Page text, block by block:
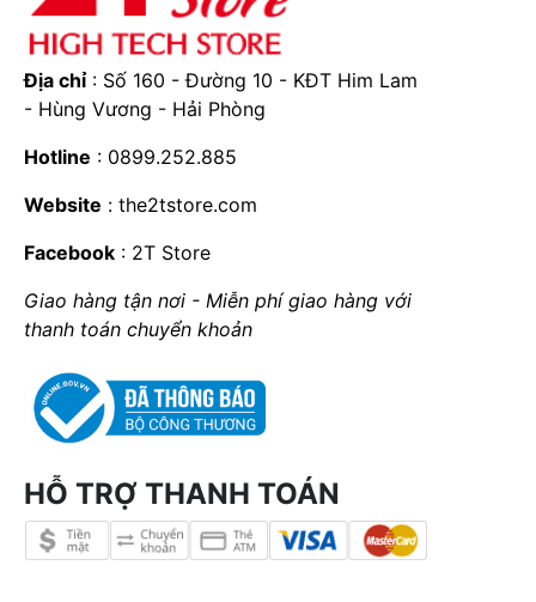
Địa chỉ: Số 160 - Đường 10 - KĐT Him Lam
- Hùng Vương - Hải Phòng
Hotline : 0899.252.885
Website :the2tstore.com
Facebook : 2T Store
Giao hàng tận nơi - Miễn phí giao hàng với
thanh toán chuyển khoản
HỖ TRỢ THANH TOÁN